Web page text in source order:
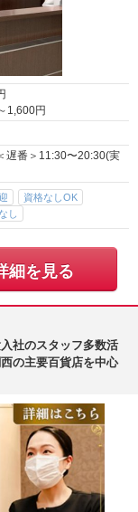
1,600円
遅番＞11:30〜20:30(実
資格なしOK
し
細を見る
社のスタッフ多数活
の主要百貨店を中心